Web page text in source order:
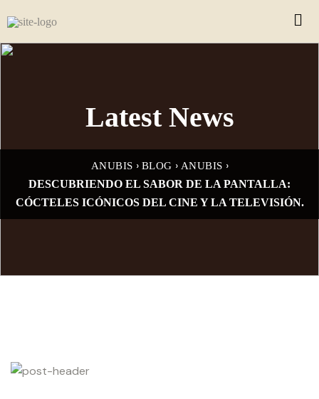
Latest News
ANUBIS › BLOG › ANUBIS ›
DESCUBRIENDO EL SABOR DE LA PANTALLA:
CÓCTELES ICÓNICOS DEL CINE Y LA TELEVISIÓN.